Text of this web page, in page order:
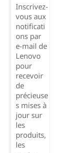
Inscrivez-
vous aux
notificati
ons par
e-mail de
Lenovo
pour
recevoir
de
précieuse
s mises à
jour sur
les
produits,
les